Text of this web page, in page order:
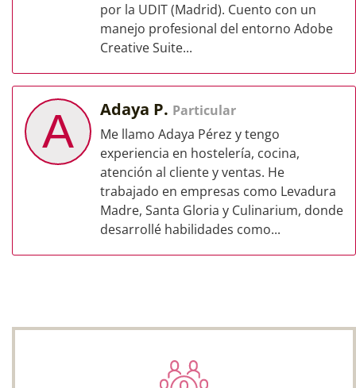
por la UDIT (Madrid). Cuento con un
manejo profesional del entorno Adobe
Creative Suite...
A Adaya P. Particular
Me llamo Adaya Pérez y tengo
experiencia en hostelería, cocina,
atención al cliente y ventas. He
trabajado en empresas como Levadura
Madre, Santa Gloria y Culinarium, donde
desarrollé habilidades como...